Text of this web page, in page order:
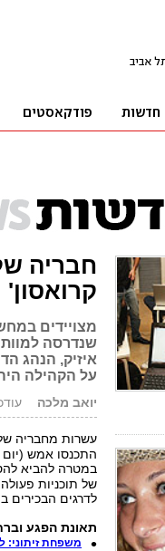
חבריה
קרואסון'
מצויידים
שנדרסה למוות
איזיק, הנהג
על הקהילה
יואב מלכה עודכן:
עשרות מחבריה
התכנסו אמש (יום
במטרה להביא
של תוכניות
לדרגים הבכירים
תאונת הפגע
משפחת זיתוני: